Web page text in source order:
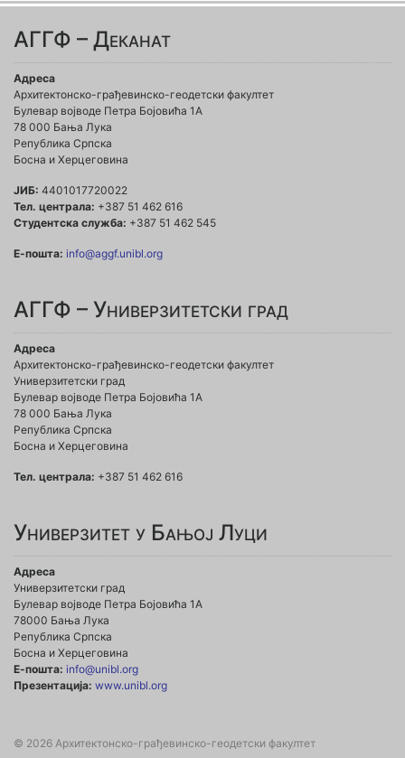
АГГФ – Деканат
Адреса
Архитектонско-грађевинско-геодетски факултет
Булевар војводе Петра Бојовића 1A
78 000 Бања Лука
Република Српска
Босна и Херцеговина
ЈИБ: 4401017720022
Тел. централа: +387 51 462 616
Студентска служба: +387 51 462 545
Е-пошта: info@aggf.unibl.org
АГГФ – Универзитетски град
Адреса
Архитектонско-грађевинско-геодетски факултет
Универзитетски град
Булевар војводе Петра Бојовића 1A
78 000 Бања Лука
Република Српска
Босна и Херцеговина
Тел. централа: +387 51 462 616
Универзитет у Бањој Луци
Адреса
Универзитетски град
Булевар војводе Петра Бојовића 1А
78000 Бања Лука
Република Српска
Босна и Херцеговина
Е-пошта: info@unibl.org
Презентација: www.unibl.org
© 2026 Архитектонско-грађевинско-геодетски факултет